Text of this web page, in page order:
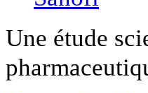
Une étude